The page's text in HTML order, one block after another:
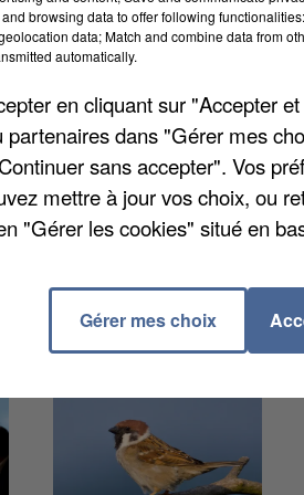
pour l'année 2021. On
de transports avec
de VTC était quant
browsing data to offer following
data; Match and combine data from
automatically.
en cliquant sur "Accepter
partenaires dans "Gérer mes
sans accepter". Vos
mettre à jour vos choix, ou
"Gérer les cookies" situé en
Gérer mes choix